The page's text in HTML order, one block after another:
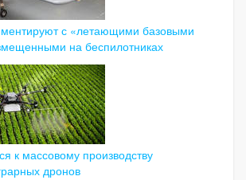
с «летающими базовыми
на беспилотниках
к массовому производству
дронов